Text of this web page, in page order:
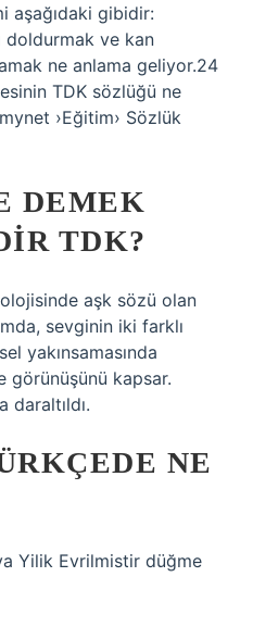
aşağıdaki gibidir:
doldurmak ve kan
ne anlama geliyor.24
TDK sözlüğü ne
›Eğitim› Sözlük
DEMEK
TDK?
aşk sözü olan
sevginin iki farklı
yakınsamasında
görünüşünü kapsar.
daraltıldı.
NE
Yilik Evrilmistir düğme